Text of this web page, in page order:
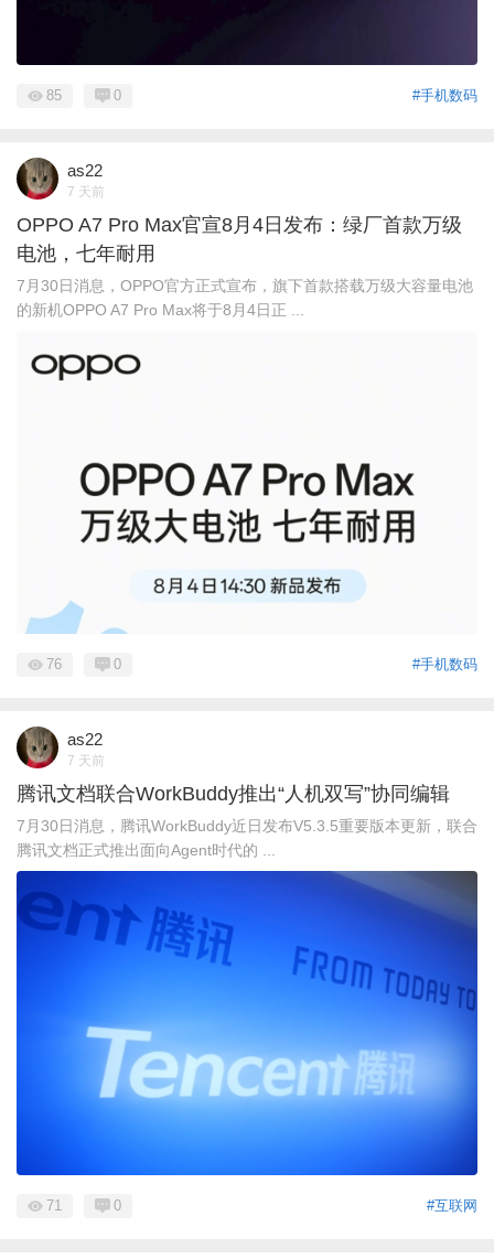
#手机数码
85 0
as22
7 天前
OPPO A7 Pro Max官宣8月4日发布：绿厂首款万级
电池，七年耐用
7月30日消息，OPPO官方正式宣布，旗下首款搭载万级大容量电池
的新机OPPO A7 Pro Max将于8月4日正 ...
#手机数码
76 0
as22
7 天前
腾讯文档联合WorkBuddy推出“人机双写”协同编辑
7月30日消息，腾讯WorkBuddy近日发布V5.3.5重要版本更新，联合
腾讯文档正式推出面向Agent时代的 ...
#互联网
71 0